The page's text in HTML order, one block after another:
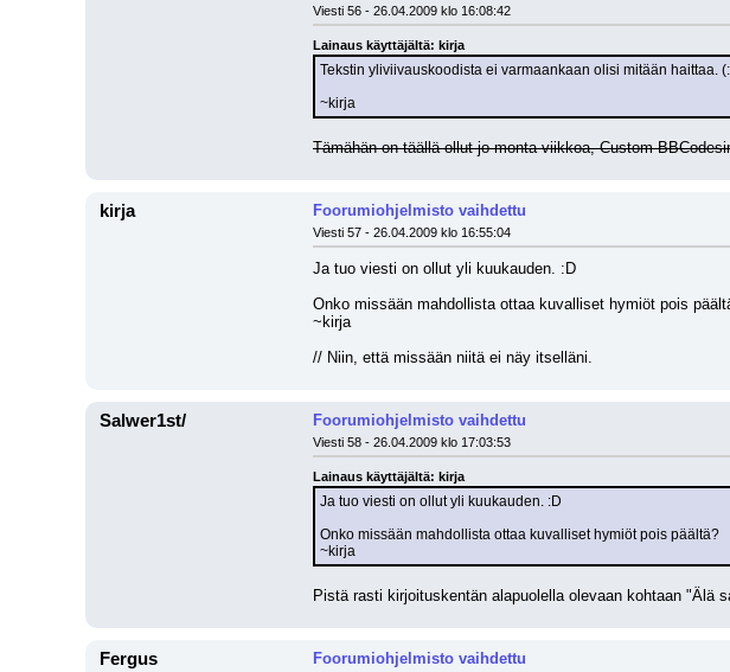
Viesti 56 - 26.04.2009 klo 16:08:42
Lainaus käyttäjältä: kirja
Tekstin yliviivauskoodista ei varmaankaan olisi mitään haittaa. (:
~kirja
Tämähän on täällä ollut jo monta viikkoa, Custom
kirja Foorumiohjelmisto vaihdettu
Viesti 57 - 26.04.2009 klo 16:55:04
Ja tuo viesti on ollut yli kuukauden. :D
Onko missään mahdollista ottaa kuvalliset hymiöt pois
~kirja
// Niin, että missään niitä ei näy itselläni.
Salwer1st/ Foorumiohjelmisto vaihdettu
Viesti 58 - 26.04.2009 klo 17:03:53
Lainaus käyttäjältä: kirja
Ja tuo viesti on ollut yli kuukauden. :D
Onko missään mahdollista ottaa kuvalliset hymiöt pois päältä?
~kirja
Pistä rasti kirjoituskentän alapuolella olevaan kohtaan "Älä
Fergus Foorumiohjelmisto vaihdettu